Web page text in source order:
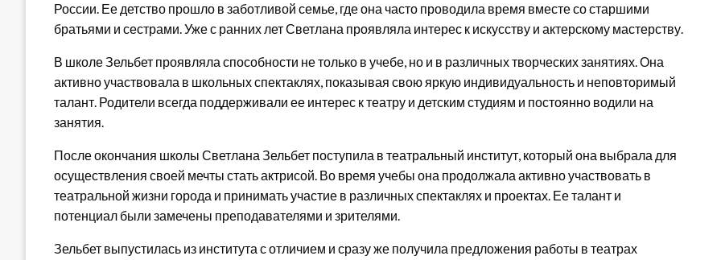
России. Ее детство прошло в заботливой семье, где она часто проводила время вместе со старшими
братьями и сестрами. Уже с ранних лет Светлана проявляла интерес к искусству и актерскому мастерству.
В школе Зельбет проявляла способности не только в учебе, но и в различных творческих занятиях. Она
активно участвовала в школьных спектаклях, показывая свою яркую индивидуальность и неповторимый
талант. Родители всегда поддерживали ее интерес к театру и детским студиям и постоянно водили на
занятия.
После окончания школы Светлана Зельбет поступила в театральный институт, который она выбрала для
осуществления своей мечты стать актрисой. Во время учебы она продолжала активно участвовать в
театральной жизни города и принимать участие в различных спектаклях и проектах. Ее талант и
потенциал были замечены преподавателями и зрителями.
Зельбет выпустилась из института с отличием и сразу же получила предложения работы в театрах